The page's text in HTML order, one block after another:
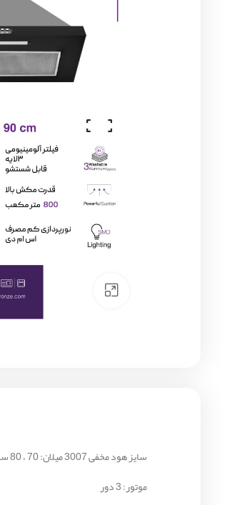
سایز هود مخفی 3007 میلان: 70 ، 80 سانتیمتر
موتور: 3 دور